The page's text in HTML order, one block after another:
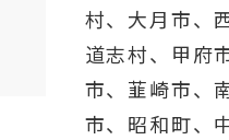
村、 大月市、
道志村、 甲府
市、韮崎市、
市、昭和町、